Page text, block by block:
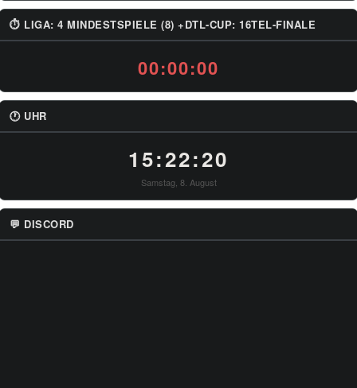
⏱ LIGA: 4 MINDESTSPIELE (8) +DTL-CUP: 16TEL-FINALE
00:00:00
🕐 UHR
15:22:20
Samstag, 8. August
💬 DISCORD